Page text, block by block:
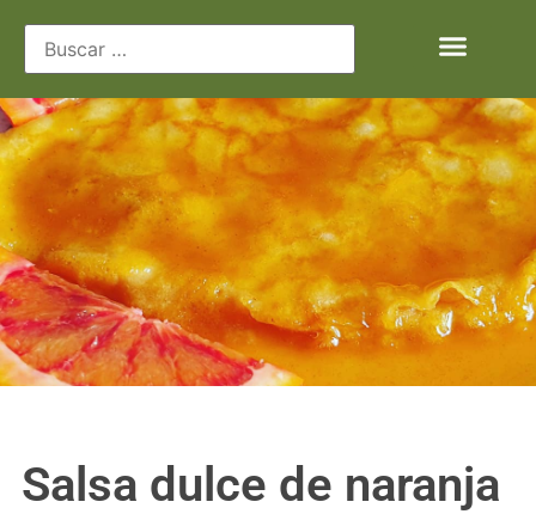
Salsa dulce de naranja